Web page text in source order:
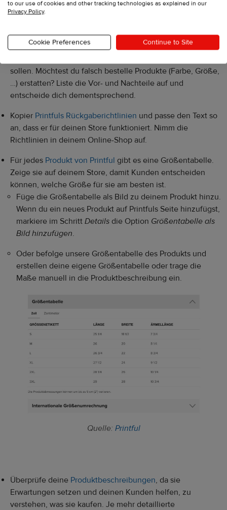
minimiert
sollen. Möchtest du falsch bestelle Produkte (Farbe, Größe,
…) erstatten? Liste die Vor- und Nachteile auf und
entscheide dich dementsprechend.
Kopier Printfuls Rückgaberichtlinien und passe den Text so
an, dass er für deinen Store funktioniert. Nimm die
Richtlinien in deinem Online-Shop auf.
Für jedes Produkt von Printful gibt es eine Größentabelle.
Zeige sie auf deinem Store, damit Kunden entscheiden
können, welche Größe für sie am besten ist.
Füge die Größentabelle als Bild zu deinem Produkt hinzu.
Wenn du ein neues Produkt auf Printfuls Seite hinzufügst,
markiere im Schritt Details die Option Größentabelle als
Bild hinzufügen.
Oder befolge unsere Größentabelle des Produkts und
erstellen deine eigene Größentabelle oder trage die
Maße manuell in die Produktbeschreibung ein.
Quelle: Printful
Überprüfe deine Produktbeschreibungen, da sie
Erwartungen setzen und deinen Kunden helfen, zu
verstehen, was sie kaufen. Je mehr detaillierte
to our use of cookies and other tracking technologies as explained in our
Privacy Policy.
Cookie Preferences Continue to Site